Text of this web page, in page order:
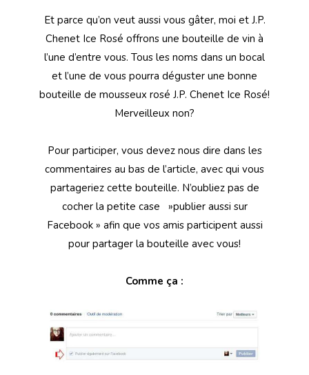
Et parce qu’on veut aussi vous gâter, moi et J.P.
Chenet Ice Rosé offrons une bouteille de vin à
l’une d’entre vous. Tous les noms dans un bocal
et l’une de vous pourra déguster une bonne
bouteille de mousseux rosé J.P. Chenet Ice Rosé!
Merveilleux non?
Pour participer, vous devez nous dire dans les
commentaires au bas de l’article, avec qui vous
partageriez cette bouteille. N’oubliez pas de
cocher la petite case »publier aussi sur
Facebook » afin que vos amis participent aussi
pour partager la bouteille avec vous!
Comme ça :